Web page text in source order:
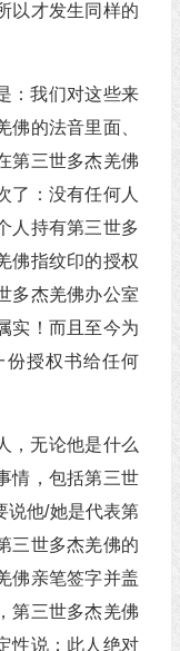
以才发生同样的
：我们对这些来
佛的法音里面、
第三世多杰羌佛
了：没有任何人
人持有第三世多
佛指纹印的授权
多杰羌佛办公室
实！而且至今为
份授权书给任何
，无论他是什么
情，包括第三世
说他/她是代表第
三世多杰羌佛的
佛亲笔签字并盖
第三世多杰羌佛
性说：此人绝对